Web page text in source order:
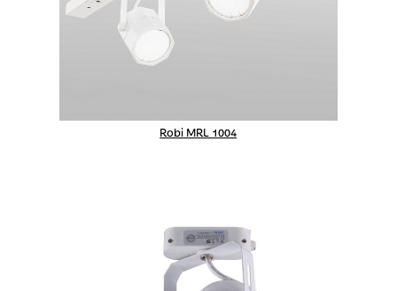
Robi MRL 1004